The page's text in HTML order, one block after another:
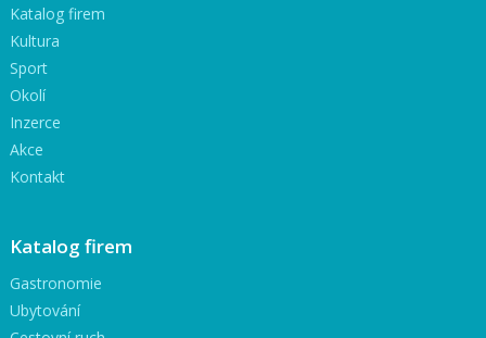
Katalog firem
Kultura
Sport
Okolí
Inzerce
Akce
Kontakt
Katalog firem
Gastronomie
Ubytování